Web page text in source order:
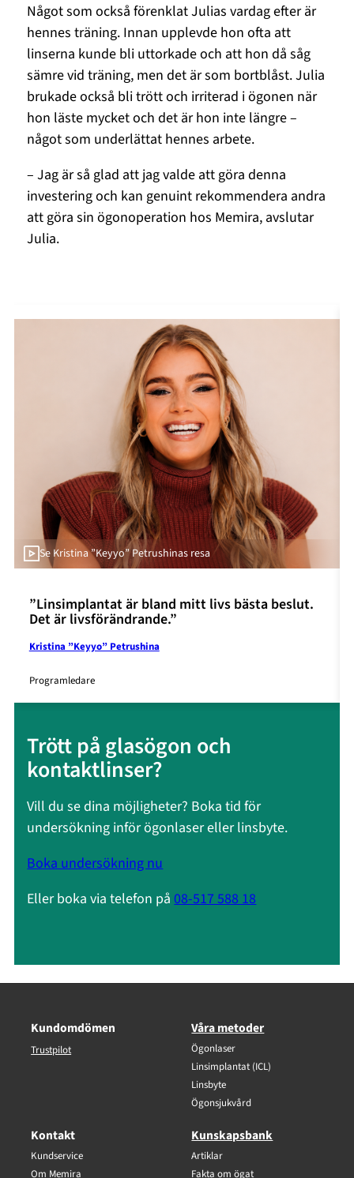
Något som också förenklat Julias vardag efter är
hennes träning. Innan upplevde hon ofta att
linserna kunde bli uttorkade och att hon då såg
sämre vid träning, men det är som bortblåst. Julia
brukade också bli trött och irriterad i ögonen när
hon läste mycket och det är hon inte längre –
något som underlättat hennes arbete.
– Jag är så glad att jag valde att göra denna
investering och kan genuint rekommendera andra
att göra sin ögonoperation hos Memira, avslutar
Julia.
Se Kristina ”Keyyo” Petrushinas resa
”Linsimplantat är bland mitt livs bästa beslut.
Det är livsförändrande.”
Kristina ”Keyyo” Petrushina
Programledare
Trött på glasögon och
kontaktlinser?
Vill du se dina möjligheter? Boka tid för
undersökning inför ögonlaser eller linsbyte.
Boka undersökning nu
Eller boka via telefon på08-517 588 18
Kundomdömen
Trustpilot
Våra metoder
Ögonlaser
Linsimplantat (ICL)
Linsbyte
Ögonsjukvård
Kontakt
Kundservice
Om Memira
Kunskapsbank
Artiklar
Fakta om ögat